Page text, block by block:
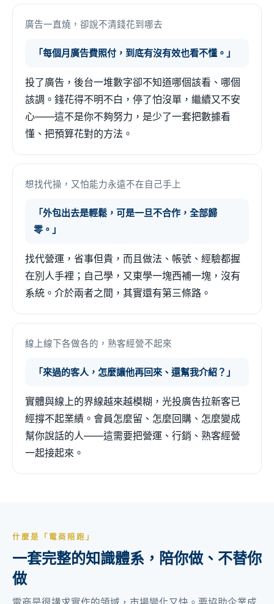
廣告一直燒，卻說不清錢花到哪去
「每個月廣告費照付，到底有沒有效也看不懂。」
投了廣告，後台一堆數字卻不知道哪個該看、哪個
該調。錢花得不明不白，停了怕沒單，繼續又不安
心——這不是你不夠努力，是少了一套把數據看
懂、把預算花對的方法。
想找代操，又怕能力永遠不在自己手上
「外包出去是輕鬆，可是一旦不合作，全部歸
零。」
找代營運，省事但貴，而且做法、帳號、經驗都握
在別人手裡；自己學，又東學一塊西補一塊，沒有
系統。介於兩者之間，其實還有第三條路。
線上線下各做各的，熟客經營不起來
「來過的客人，怎麼讓他再回來、還幫我介紹？」
實體與線上的界線越來越模糊，光投廣告拉新客已
經撐不起業績。會員怎麼留、怎麼回購、怎麼變成
幫你說話的人——這需要把營運、行銷、熟客經營
一起接起來。
什麼是「電商陪跑」
一套完整的知識體系，陪你做、不替你
做